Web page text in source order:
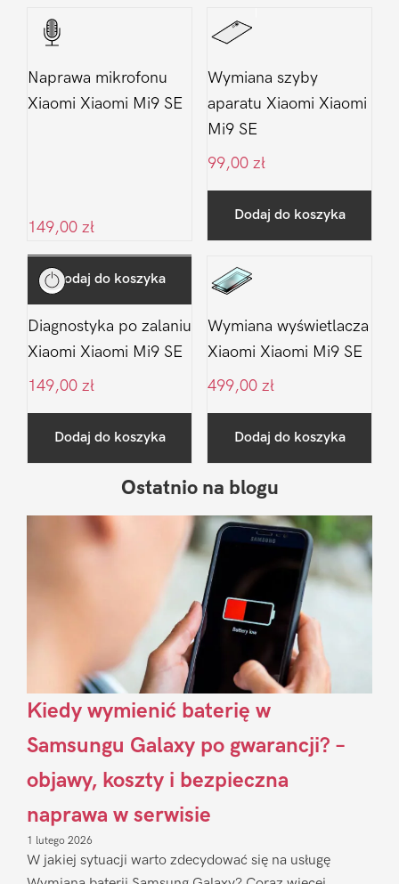
Naprawa mikrofonu
Xiaomi Xiaomi Mi9 SE
149,00 zł
Dodaj do koszyka
Wymiana szyby
aparatu Xiaomi Xiaomi
Mi9 SE
99,00 zł
Dodaj do koszyka
Diagnostyka po zalaniu
Xiaomi Xiaomi Mi9 SE
149,00 zł
Dodaj do koszyka
Wymiana wyświetlacza
Xiaomi Xiaomi Mi9 SE
499,00 zł
Dodaj do koszyka
Sidebar
Ostatnio na blogu
Kiedy wymienić baterię w
Samsungu Galaxy po gwarancji? –
objawy, koszty i bezpieczna
naprawa w serwisie
1 lutego 2026
W jakiej sytuacji warto zdecydować się na usługę